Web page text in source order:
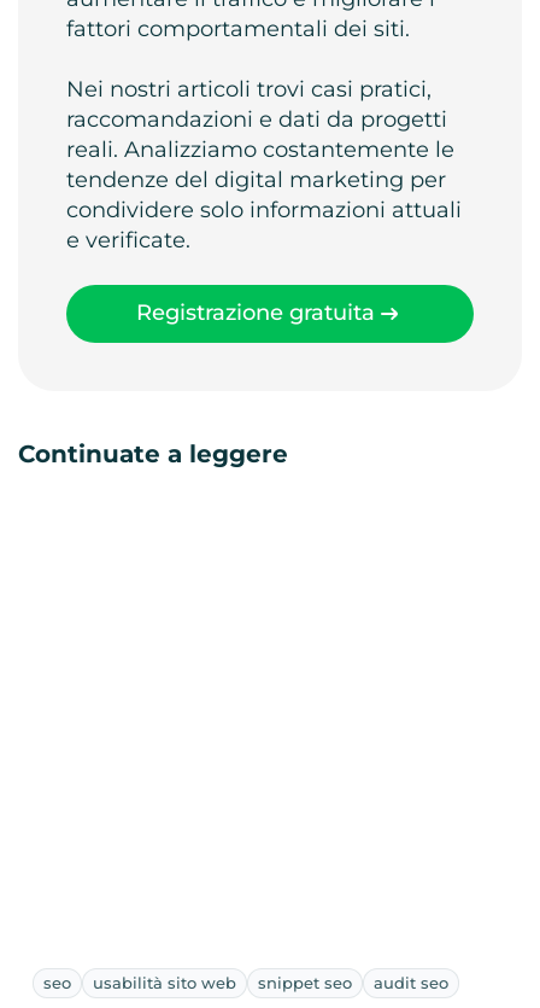
fattori comportamentali dei siti.
Nei nostri articoli trovi casi pratici,
raccomandazioni e dati da progetti
reali. Analizziamo costantemente le
tendenze del digital marketing per
condividere solo informazioni attuali
e verificate.
Registrazione gratuita
Continuate a leggere
seo usabilità sito web snippet seo audit seo